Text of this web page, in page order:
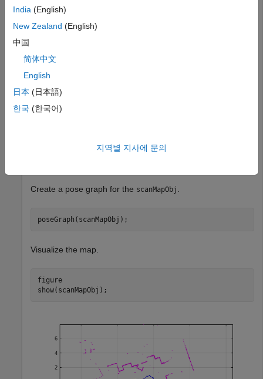
scans = data.wareHouseScans;
scanMapObj = lidarscanmap;
Add the first 15 scans from the input data to the
object by using the
Create a pose graph for the scanMapObj .
poseGraph(scanMapObj);
Visualize the map.
figure
show(scanMapObj);
India (English)
New Zealand (English)
中国
简体中文
English
日本 (日本語)
한국 (한국어)
지역별 지사에 문의